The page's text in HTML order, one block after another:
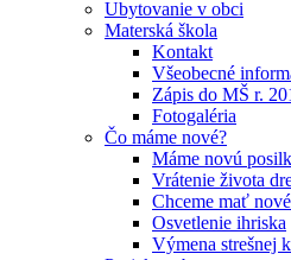
Ubytovanie v obci
Materská škola
Kontakt
Všeobecné
Zápis do MŠ r.
Fotogaléria
Čo máme nové?
Máme novú
Vrátenie života
Chceme mať
Osvetlenie ihriska
Výmena strešnej